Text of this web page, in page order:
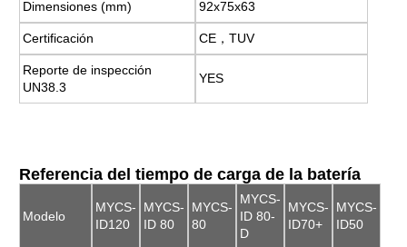
Dimensiones (mm) 92x75x63
Certificación CE，TUV
Reporte de inspección
UN38.3
YES
Referencia del tiempo de carga de la batería
Modelo
MYCS-
ID120
MYCS-
ID 80
MYCS-
80
MYCS-
ID 80-
D
MYCS-
ID70+
MYCS-
ID50